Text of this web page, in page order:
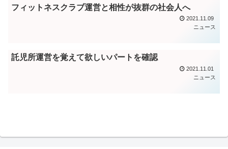
フィットネスクラブ運営と相性が抜群の社会人へ
2021.11.09
ニュース
託児所運営を覚えて欲しいパートを確認
2021.11.01
ニュース